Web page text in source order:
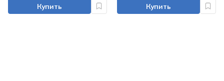
Купить
класс. В 2-х частях.
Часть 1". ФГОС НОВЫЙ (к
Купить